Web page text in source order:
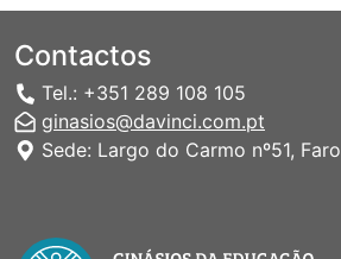
Contactos
Tel.: +351 289 108 105
ginasios@davinci.com.pt
Sede: Largo do Carmo nº51, Faro